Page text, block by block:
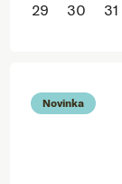
29 30 31
Novinka